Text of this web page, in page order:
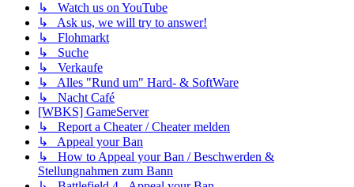
↳ Watch us on YouTube
↳ Ask us, we will try to answer!
↳ Flohmarkt
↳ Suche
↳ Verkaufe
↳ Alles "Rund um" Hard- & SoftWare
↳ Nacht Café
[WBKS] GameServer
↳ Report a Cheater / Cheater melden
↳ Appeal your Ban
↳ How to Appeal your Ban / Beschwerden &
Stellungnahmen zum Bann